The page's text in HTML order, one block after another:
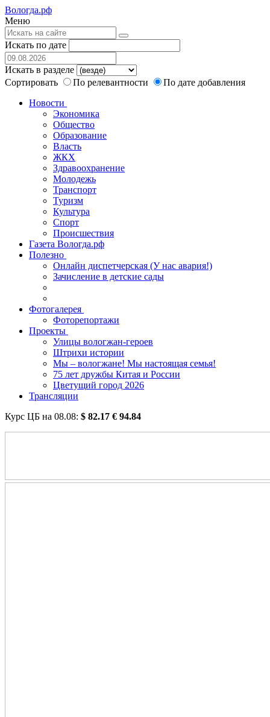
Вологда.рф
Меню
Искать по дате
Искать в разделе
Сортировать
По релевантности
По дате добавления
Новости
Экономика
Общество
Образование
Власть
ЖКХ
Здравоохранение
Молодежь
Транспорт
Туризм
Культура
Спорт
Происшествия
Газета Вологда.рф
Полезно
Онлайн диспетчерская (У нас авария!)
Зачисление в детские сады
Фотогалерея
Фоторепортажи
Проекты
Улицы вологжан-героев
Штрихи истории
Мы – вологжане! Мы настоящая семья!
75 лет дружбы Китая и России
Цветущий город 2026
Трансляции
Курс ЦБ на 08.08: $ 82.17 € 94.84